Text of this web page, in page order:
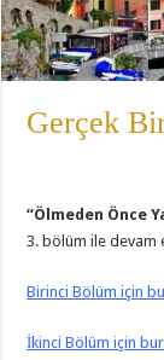
Gerçek
“Ölmeden Önce
3. bölüm ile devam
Birinci Bölüm için
İkinci Bölüm için